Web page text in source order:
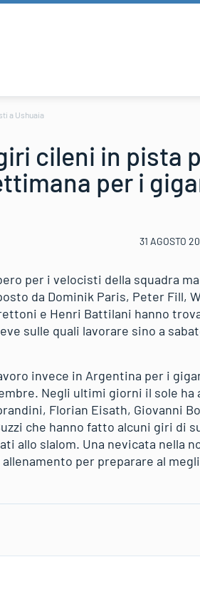
a Ushuaia
cileni in pista
per i
31 AGOSTO
per i velocisti della squadra
da Dominik Paris, Peter Fill,
e Henri Battilani hanno
sulle quali lavorare sino a
invece in Argentina per i
Negli ultimi giorni il sole
Florian Eisath, Giovanni
che hanno fatto alcuni giri di
allo slalom. Una nevicata nella
per preparare al